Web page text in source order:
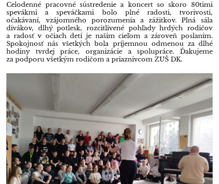
Celodenné pracovné sústredenie a koncert so skoro 80timi
spevákmi a speváčkami bolo plné radosti, tvorivosti,
očakávaní, vzájomného porozumenia a zážitkov. Plná sála
divákov, dlhý potlesk, rozcitlivené pohľady hrdých rodičov
a radosť v očiach detí je našim cieľom a zároveň poslaním.
Spokojnosť nás všetkých bola príjemnou odmenou za dlhé
hodiny tvrdej práce, organizácie a spolupráce. Ďakujeme
za podporu všetkým rodičom a priaznivcom ZUŠ DK.